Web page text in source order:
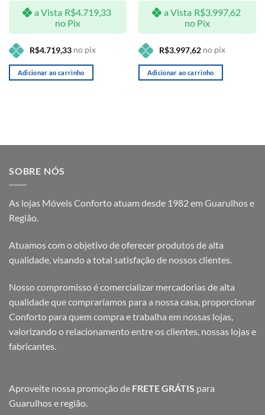
a Vista R$4.719,33
no Pix
R$4.719,33no pix
Adicionar ao carrinho
a Vista R$3.997,62
no Pix
R$3.997,62no pix
Adicionar ao carrinho
SOBRE NÓS
As lojas Móveis Conforto atuam desde 1982 em Guarulhos e
Região.
Atuamos com o objetivo de oferecer produtos de alta
qualidade, visando a total satisfação de nossos clientes.
Nosso compromisso é comercializar mercadorias de alta
qualidade que compraríamos para a nossa casa, proporcionar
Conforto para quem compra e trabalha em nossas lojas,
valorizando o relacionamento entre os clientes, nossas lojas e
fabricantes.
Aproveite nossa promoção de FRETE GRÁTIS para
Guarulhos e região.